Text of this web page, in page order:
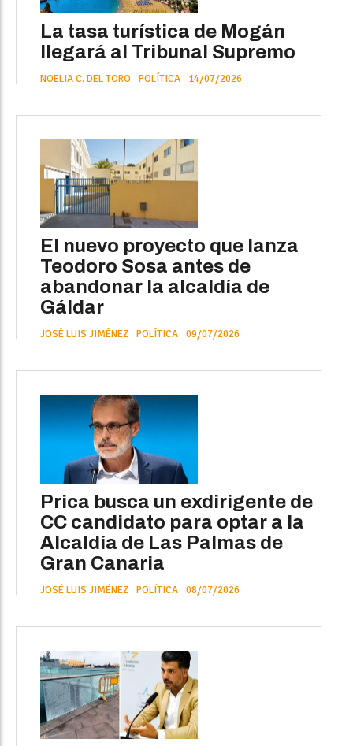
La tasa turística de Mogán
llegará al Tribunal Supremo
NOELIA C. DEL TORO POLÍTICA 14/07/2026
El nuevo proyecto que lanza
Teodoro Sosa antes de
abandonar la alcaldía de
Gáldar
JOSÉ LUIS JIMÉNEZ POLÍTICA 09/07/2026
Prica busca un exdirigente de
CC candidato para optar a la
Alcaldía de Las Palmas de
Gran Canaria
JOSÉ LUIS JIMÉNEZ POLÍTICA 08/07/2026